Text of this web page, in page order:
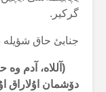
گرکیر.
جنابئ حاق
(آللاە، آدم وە
دۆشمان اۇلاراق